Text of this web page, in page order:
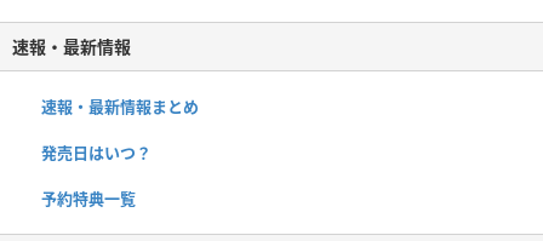
速報・最新情報
速報・最新情報まとめ
発売日はいつ？
予約特典一覧